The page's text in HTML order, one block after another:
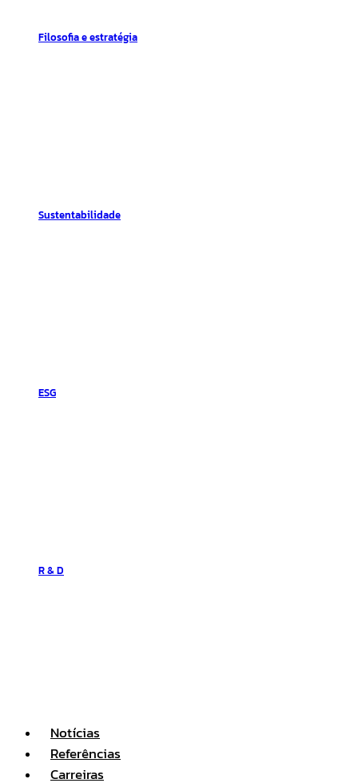
Filosofia e estratégia
Sustentabilidade
ESG
R & D
Notícias
Referências
Carreiras